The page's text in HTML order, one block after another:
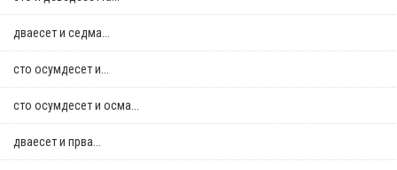
дваесет и седма...
сто осумдесет и...
сто осумдесет и осма...
дваесет и прва...